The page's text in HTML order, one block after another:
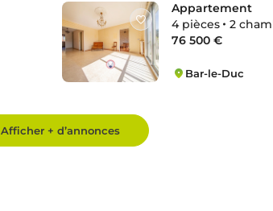
Appartement
4 pièces
2
76 500 €
Bar-le-Duc
Afficher + d’annonces